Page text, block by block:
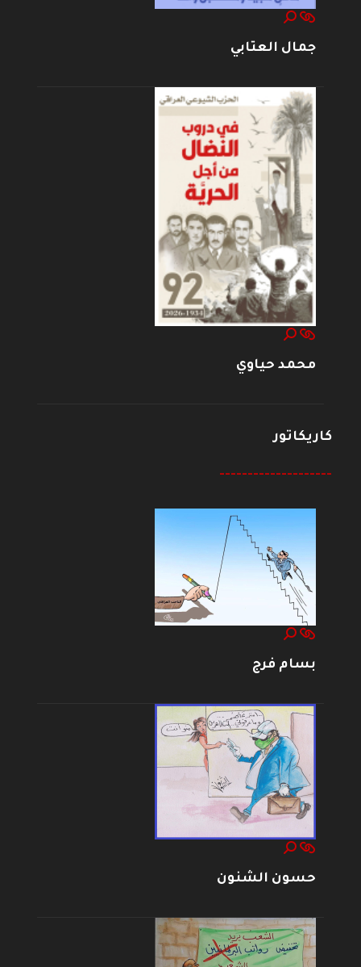
جمال العتابي
محمد حياوي
كاريكاتور
--------------------
بسام فرج
حسون الشنون